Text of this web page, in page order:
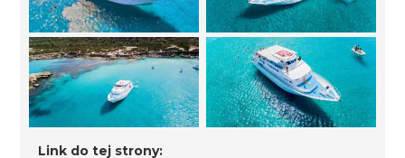
Link do tej strony: